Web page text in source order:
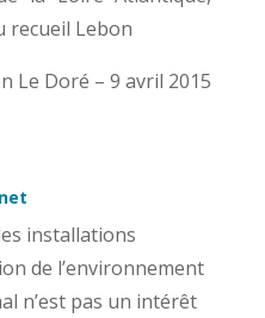
recueil Lebon
Le Doré – 9 avril 2015
installations
de l’environnement
n’est pas un intérêt